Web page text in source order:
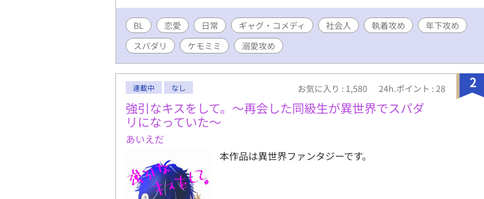
BL 恋愛 日常 ギャグ・コメディ 社会人 執着攻め
年下攻め
スパダリ
ケモミミ 溺愛攻め
2
連載中 なし お気に入り : 1,580 24h.ポイント : 28
強引なキスをして。～再会した同級生が異世界でスパダ
リになっていた～
あいえだ
本作品は異世界ファンタジーです。